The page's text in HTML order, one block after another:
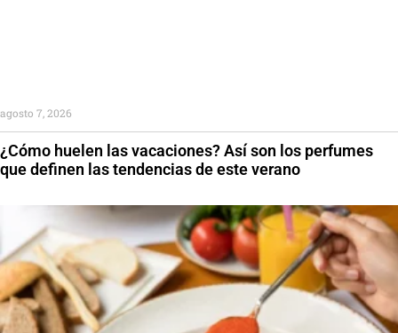
¿Cómo huelen las vacaciones? Así son los perfumes
que definen las tendencias de este verano
agosto 7, 2026